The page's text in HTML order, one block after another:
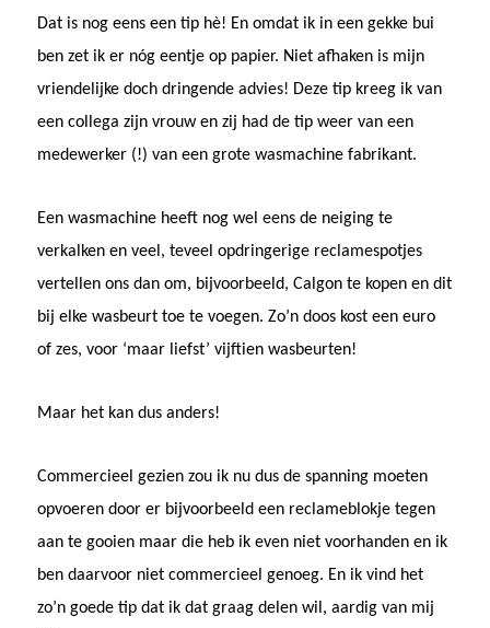
Dat is nog eens een tip hè! En omdat ik in een gekke bui
ben zet ik er nóg eentje op papier. Niet afhaken is mijn
vriendelijke doch dringende advies! Deze tip kreeg ik van
een collega zijn vrouw en zij had de tip weer van een
medewerker (!) van een grote wasmachine fabrikant.
Een wasmachine heeft nog wel eens de neiging te
verkalken en veel, teveel opdringerige reclamespotjes
vertellen ons dan om, bijvoorbeeld, Calgon te kopen en dit
bij elke wasbeurt toe te voegen. Zo’n doos kost een euro
of zes, voor ‘maar liefst’ vijftien wasbeurten!
Maar het kan dus anders!
Commercieel gezien zou ik nu dus de spanning moeten
opvoeren door er bijvoorbeeld een reclameblokje tegen
aan te gooien maar die heb ik even niet voorhanden en ik
ben daarvoor niet commercieel genoeg. En ik vind het
zo’n goede tip dat ik dat graag delen wil, aardig van mij